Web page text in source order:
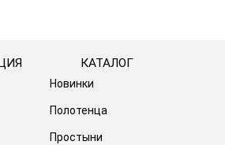
КАТАЛОГ
Новинки
Полотенца
Простыни